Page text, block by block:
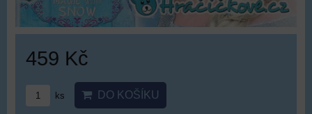
459 Kč
ks DO KOŠÍKU